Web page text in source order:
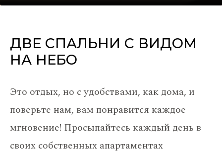
ДВЕ СПАЛЬНИ С ВИДОМ
НА НЕБО
Это отдых, но с удобствами, как дома, и
поверьте нам, вам понравится каждое
мгновение! Просыпайтесь каждый день в
своих собственных апартаментах